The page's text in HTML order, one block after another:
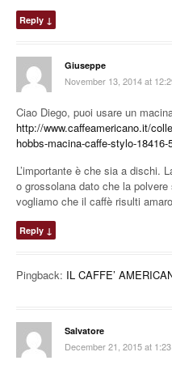
Reply ↓
Giuseppe
November 13, 2014 at
Ciao Diego, puoi usare un
http://www.caffeamericano.it/
hobbs-macina-caffe-stylo-18416-
L’importante è che sia a dischi.
o grossolana dato che la
vogliamo che il caffè risulti
Reply ↓
Pingback: IL CAFFE’
Salvatore
December 21, 2015 at